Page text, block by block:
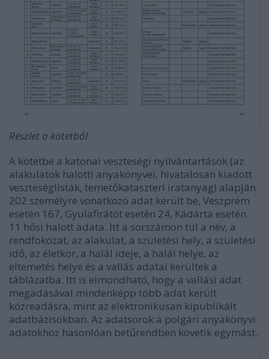
Részlet a kötetből
A kötetbe a katonai veszteségi nyilvántartások (az
alakulatok halotti anyakönyvei, hivatalosan kiadott
veszteséglisták, temetőkataszteri iratanyag) alapján
202 személyre vonatkozó adat került be, Veszprém
esetén 167, Gyulafirátót esetén 24, Kádárta esetén
11 hősi halott adata. Itt a sorszámon túl a név, a
rendfokozat, az alakulat, a születési hely, a születési
idő, az életkor, a halál ideje, a halál helye, az
eltemetés helye és a vallás adatai kerültek a
táblázatba. Itt is elmondható, hogy a vallási adat
megadásával mindenképp több adat került
közreadásra, mint az elektronikusan kipublikált
adatbázisokban. Az adatsorok a polgári anyakönyvi
adatokhoz hasonlóan betűrendben követik egymást.